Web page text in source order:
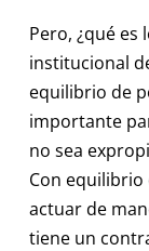
Pero, ¿qué es
institucional
equilibrio de
importante
no sea
Con
actuar de
tiene un